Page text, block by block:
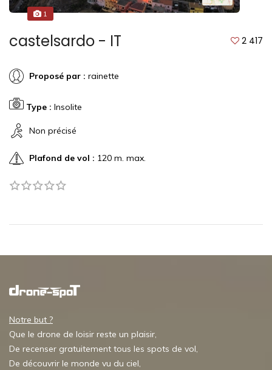
1
castelsardo - IT 2 417
Proposé par : rainette
Type : Insolite
Non précisé
Plafond de vol : 120 m. max.
Notre but ?
Que le drone de loisir reste un plaisir,
De recenser gratuitement tous les spots de vol,
De découvrir le monde vu du ciel,